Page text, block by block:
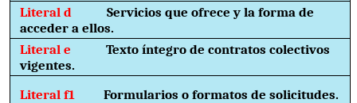
Literal dServicios que ofrece y la forma de
acceder a ellos.
Literal eTexto íntegro de contratos colectivos
vigentes.
Literal f1Formularios o formatos de solicitudes.